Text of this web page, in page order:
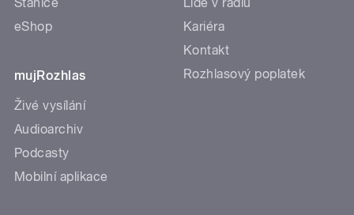
eShop
mujRozhlas
Živé vysílání
Audioarchiv
Podcasty
Mobilní aplikace
Kariéra
Kontakt
Rozhlasový poplatek